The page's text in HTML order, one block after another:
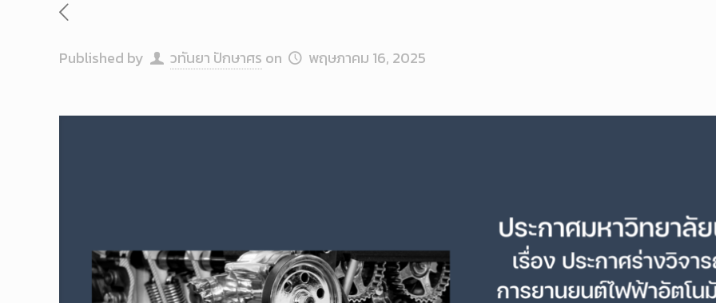
Published by วทันยา ปักษาศร on พฤษภาคม 16, 2025